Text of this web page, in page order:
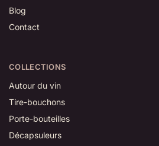
Blog
Contact
COLLECTIONS
Autour du vin
Tire-bouchons
Porte-bouteilles
Décapsuleurs